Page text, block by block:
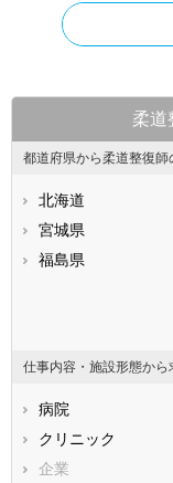
柔道
都道府県から柔道整復師
北海道
宮城県
福島県
石川県
静岡県
滋賀県
兵庫県
仕事内容・施設形態から
病院
クリニック
企業